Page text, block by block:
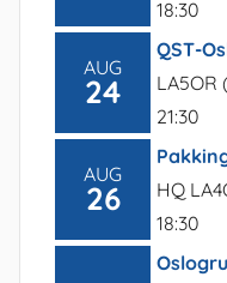
18:30
AUG
24
QST-
LA5OR
21:30
AUG
26
HQ
18:30